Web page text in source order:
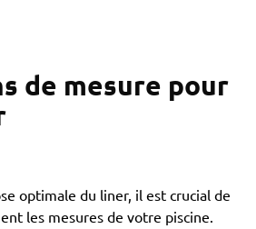
de mesure pour
optimale du liner, il est crucial de
les mesures de votre piscine.